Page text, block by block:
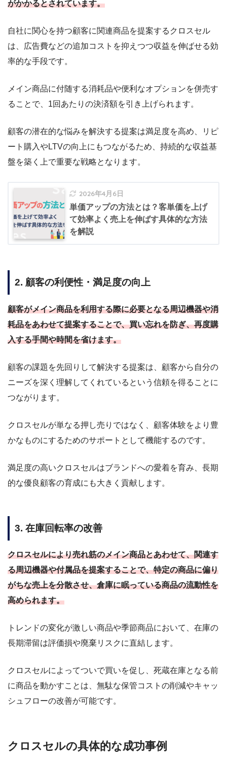
がかかるとされています。
自社に関心を持つ顧客に関連商品を提案するクロスセル
は、広告費などの追加コストを抑えつつ収益を伸ばせる効
率的な手段です。
メイン商品に付随する消耗品や便利なオプションを併売す
ることで、1回あたりの決済額を引き上げられます。
顧客の潜在的な悩みを解決する提案は満足度を高め、リピ
ート購入やLTVの向上にもつながるため、持続的な収益基
盤を築く上で重要な戦略となります。
2026年4月6日
単価アップの方法とは？客単価を上げ
て効率よく売上を伸ばす具体的な方法
を解説
2. 顧客の利便性・満足度の向上
顧客がメイン商品を利用する際に必要となる周辺機器や消
耗品をあわせて提案することで、買い忘れを防ぎ、再度購
入する手間や時間を省けます。
顧客の課題を先回りして解決する提案は、顧客から自分の
ニーズを深く理解してくれているという信頼を得ることに
つながります。
クロスセルが単なる押し売りではなく、顧客体験をより豊
かなものにするためのサポートとして機能するのです。
満足度の高いクロスセルはブランドへの愛着を育み、長期
的な優良顧客の育成にも大きく貢献します。
3. 在庫回転率の改善
クロスセルにより売れ筋のメイン商品とあわせて、関連す
る周辺機器や付属品を提案することで、特定の商品に偏り
がちな売上を分散させ、倉庫に眠っている商品の流動性を
高められます。
トレンドの変化が激しい商品や季節商品において、在庫の
長期滞留は評価損や廃棄リスクに直結します。
クロスセルによってついで買いを促し、死蔵在庫となる前
に商品を動かすことは、無駄な保管コストの削減やキャッ
シュフローの改善が可能です。
クロスセルの具体的な成功事例